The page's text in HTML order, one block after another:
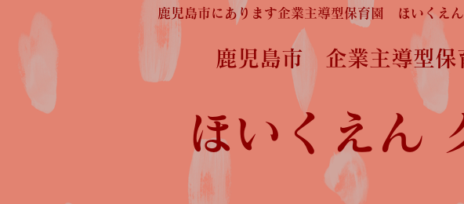
鹿児島市にあります企業主導型保育園 ほいくえ
鹿児島市 企業主導型
ほいくえん